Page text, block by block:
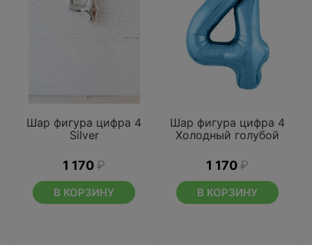
Шар фигура цифра 4
Silver
1 170 ₽
В КОРЗИНУ
Шар фигура цифра 4
Холодный голубой
1 170 ₽
В КОРЗИНУ